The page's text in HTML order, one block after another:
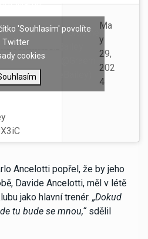
determined
star, but
wants to
— Graeme
Ma
y
29,
202
4
'Souhlasím' povolíte
Twitter
cookies
Ancelotti popřel, že by jeho
Davide Ancelotti, měl v létě
jako hlavní trenér. „Dokud
tu bude se mnou,“sdělil